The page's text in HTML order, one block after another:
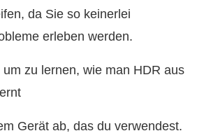
da Sie so keinerlei
erleben werden.
zu lernen, wie man HDR aus
Gerät ab, das du verwendest.